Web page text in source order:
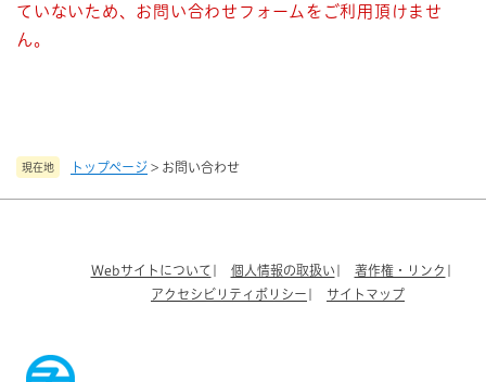
現在地 トップページ > お問い合わせ
ていないため、お問い合わせフォームをご利用頂けませ
ん。
Webサイトについて 個人情報の取扱い
著作権・リンク
アクセシビリティポリシー
サイトマップ